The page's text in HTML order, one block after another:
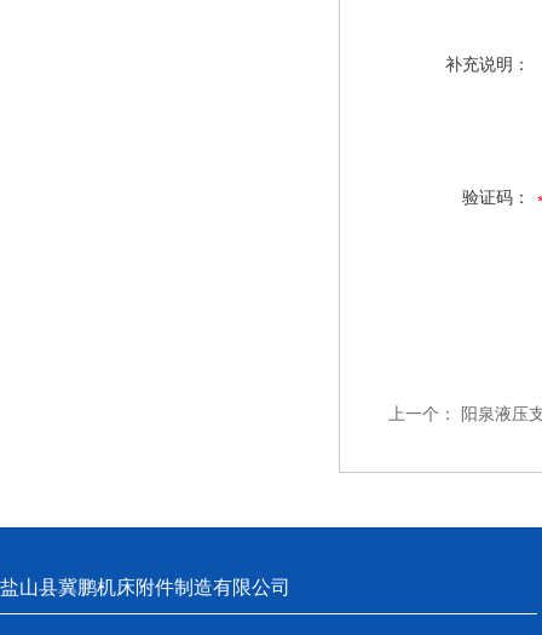
补充说明：
验证码：
上一个： 阳泉液压
盐山县冀鹏机床附件制造有限公司